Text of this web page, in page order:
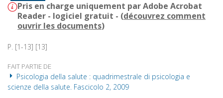
Pris en charge uniquement par Adobe Acrobat
Reader - logiciel gratuit - (découvrez comment
ouvrir les documents)
P. [1-13] [13]
FAIT PARTIE DE
Psicologia della salute : quadrimestrale di psicologia e
scienze della salute. Fascicolo 2, 2009